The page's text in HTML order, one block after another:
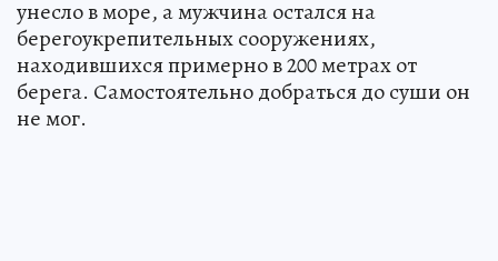
унесло в море, а мужчина остался на
берегоукрепительных сооружениях,
находившихся примерно в 200 метрах от
берега. Самостоятельно добраться до суши он
не мог.